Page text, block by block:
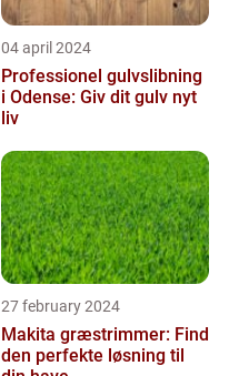
04 april 2024
Professionel gulvslibning
i Odense: Giv dit gulv nyt
liv
27 february 2024
Makita græstrimmer: Find
den perfekte løsning til